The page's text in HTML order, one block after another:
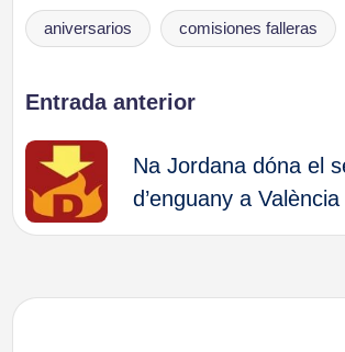
Etiquetas:
aniversarios comisiones falleras
Navegación
de
entradas
Entrada anterior
Na Jordana dóna el
d’enguany a València